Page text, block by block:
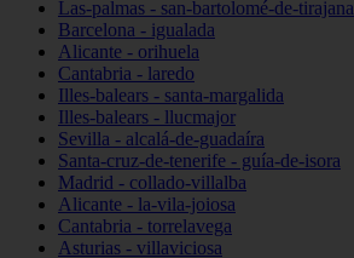
Las-palmas - san-bartolomé-de-tirajana
Barcelona - igualada
Alicante - orihuela
Cantabria - laredo
Illes-balears - santa-margalida
Illes-balears - llucmajor
Sevilla - alcalá-de-guadaíra
Santa-cruz-de-tenerife - guía-de-isora
Madrid - collado-villalba
Alicante - la-vila-joiosa
Cantabria - torrelavega
Asturias - villaviciosa